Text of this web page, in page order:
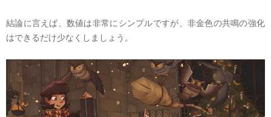
結論に言えば、数値は非常にシンプルですが、非金色の共鳴の強化
はできるだけ少なくしましょう。